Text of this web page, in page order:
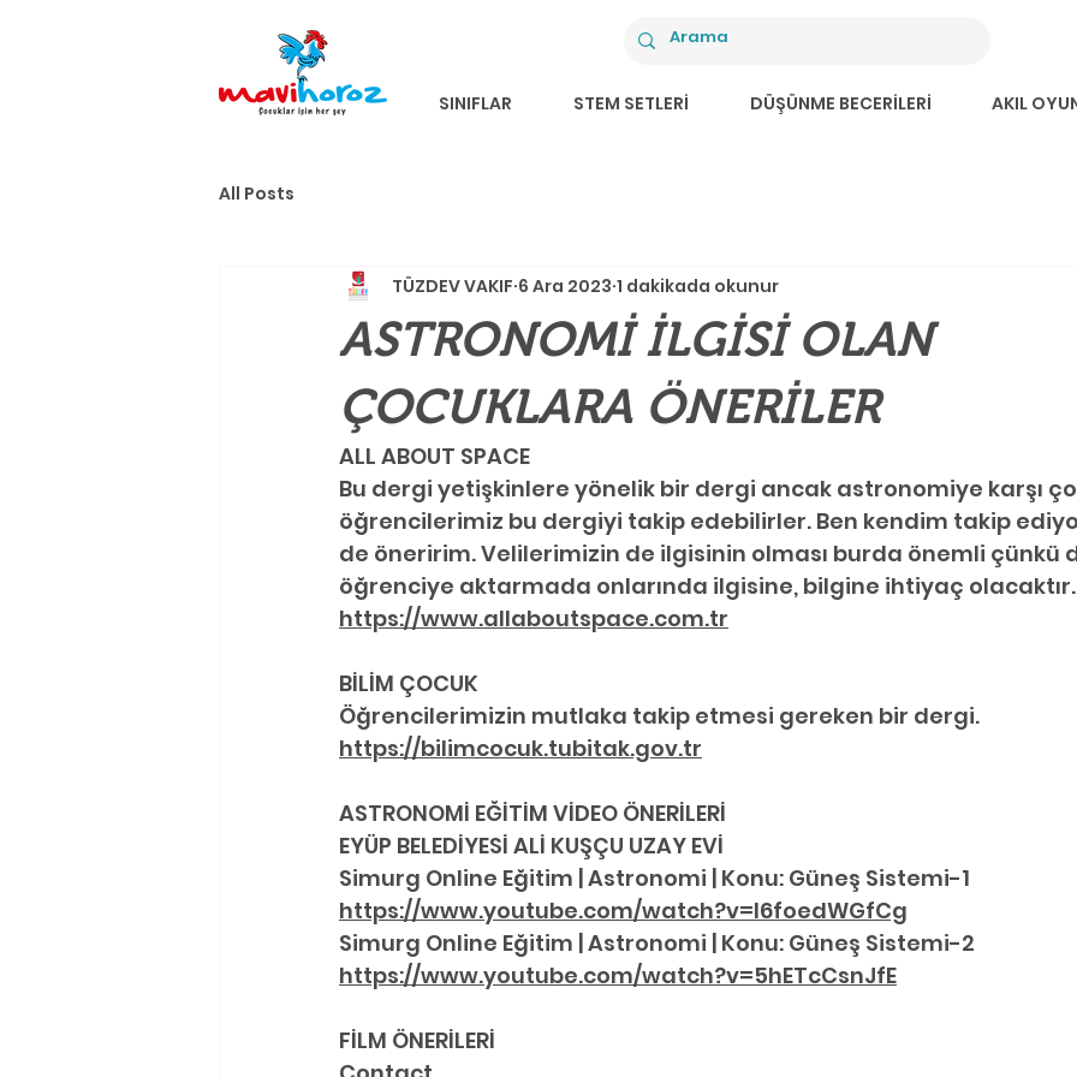
SINIFLAR STEM SETLERİ DÜŞÜNME BECERİLERİ AKIL
All Posts
ASTRONOMİ İLGİSİ OLAN
ÇOCUKLARA ÖNERİLER
TÜZDEV VAKIF 6 Ara 2023 1 dakikada okunur
ALL ABOUT SPACE
Bu dergi yetişkinlere yönelik bir dergi ancak astronomiye karşı
öğrencilerimiz bu dergiyi takip edebilirler. Ben kendim takip
de öneririm. Velilerimizin de ilgisinin olması burda önemli çünkü
öğrenciye aktarmada onlarında ilgisine, bilgine ihtiyaç olacaktır.
https://www.allaboutspace.com.tr
BİLİM ÇOCUK
Öğrencilerimizin mutlaka takip etmesi gereken bir dergi.
https://bilimcocuk.tubitak.gov.tr
ASTRONOMİ EĞİTİM VİDEO ÖNERİLERİ
EYÜP BELEDİYESİ ALİ KUŞÇU UZAY EVİ
Simurg Online Eğitim | Astronomi | Konu: Güneş Sistemi-1
https://www.youtube.com/watch?v=l6foedWGfCg
Simurg Online Eğitim | Astronomi | Konu: Güneş Sistemi-2
https://www.youtube.com/watch?v=5hETcCsnJfE
FİLM ÖNERİLERİ